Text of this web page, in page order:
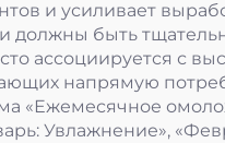
и усиливает
должны быть
ассоциируется с
напрямую
«Ежемесячное
Увлажнение»,